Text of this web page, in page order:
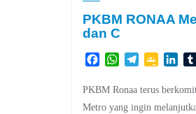
PKBM RONAA
dan C
FacebookWhatsApp
TelegramGoogle
PKBM Ronaa terus
Metro yang ingin